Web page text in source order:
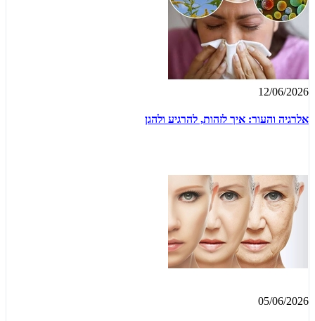
12/06/2026
אלרגיה והעור: איך לזהות, להרגיע ולהגן
05/06/2026